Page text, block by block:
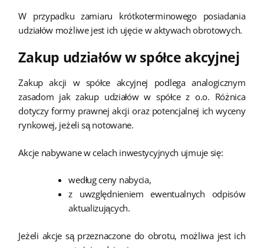
W przypadku zamiaru krótkoterminowego posiadania
udziałów możliwe jest ich ujęcie w aktywach obrotowych.
Zakup udziałów w spółce akcyjnej
Zakup akcji w spółce akcyjnej podlega analogicznym
zasadom jak zakup udziałów w spółce z o.o. Różnica
dotyczy formy prawnej akcji oraz potencjalnej ich wyceny
rynkowej, jeżeli są notowane.
Akcje nabywane w celach inwestycyjnych ujmuje się:
według ceny nabycia,
z uwzględnieniem ewentualnych odpisów
aktualizujących.
Jeżeli akcje są przeznaczone do obrotu, możliwa jest ich